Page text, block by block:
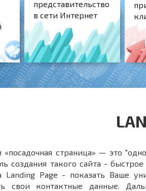
представительство
в сети Интернет
«посадочная страница» — это
создания такого сайта -
Landing Page - показать Ваше
свои контактные данные.